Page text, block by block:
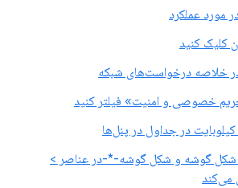
مورد عملکرد
کلیک کنید
خلاصه درخواست‌های شبکه
خصوصی و امنیت» فیلتر کنید
در جداول در پنل‌ها
شکل گوشه و شکل گوشه-*-در عناصر >
می‌کند